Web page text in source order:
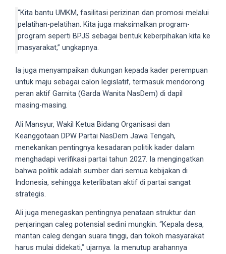
productions
shot
ourselves.
around
each
sex
sections
and
choose
your
favorite
one:
porn
videos,
anal,
“Kita bantu UMKM, fasilitasi perizinan dan promosi melalui
pelatihan-pelatihan. Kita juga maksimalkan program-
program seperti BPJS sebagai bentuk keberpihakan kita ke
masyarakat,” ungkapnya.
Ia juga menyampaikan dukungan kepada kader perempuan
untuk maju sebagai calon legislatif, termasuk mendorong
peran aktif Garnita (Garda Wanita NasDem) di dapil
masing-masing.
Ali Mansyur, Wakil Ketua Bidang Organisasi dan
Keanggotaan DPW Partai NasDem Jawa Tengah,
menekankan pentingnya kesadaran politik kader dalam
menghadapi verifikasi partai tahun 2027. Ia mengingatkan
bahwa politik adalah sumber dari semua kebijakan di
Indonesia, sehingga keterlibatan aktif di partai sangat
strategis.
Ali juga menegaskan pentingnya penataan struktur dan
penjaringan caleg potensial sedini mungkin. “Kepala desa,
mantan caleg dengan suara tinggi, dan tokoh masyarakat
harus mulai didekati,” ujarnya. Ia menutup arahannya